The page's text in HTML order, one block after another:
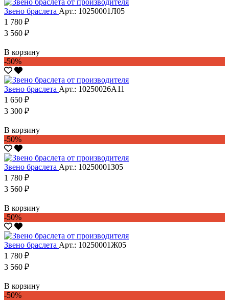
Звено браслета Арт.: 10250001Л05
1 780 ₽
3 560 ₽
В корзину
-50%
Звено браслета Арт.: 10250026А11
1 650 ₽
3 300 ₽
В корзину
-50%
Звено браслета Арт.: 10250001З05
1 780 ₽
3 560 ₽
В корзину
-50%
Звено браслета Арт.: 10250001Ж05
1 780 ₽
3 560 ₽
В корзину
-50%